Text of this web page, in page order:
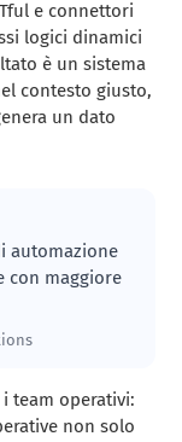
e connettori
logici dinamici
è un sistema
contesto giusto,
un dato
automazione
con maggiore
team operativi:
non solo